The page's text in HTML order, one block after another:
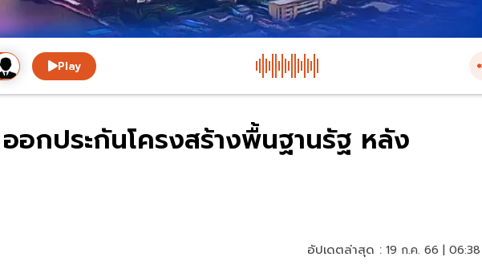
Play
อกประกันโครงสร้างพื้นฐานรัฐ หลัง
อัปเดตล่าสุด : 19 ก.ค. 66 |